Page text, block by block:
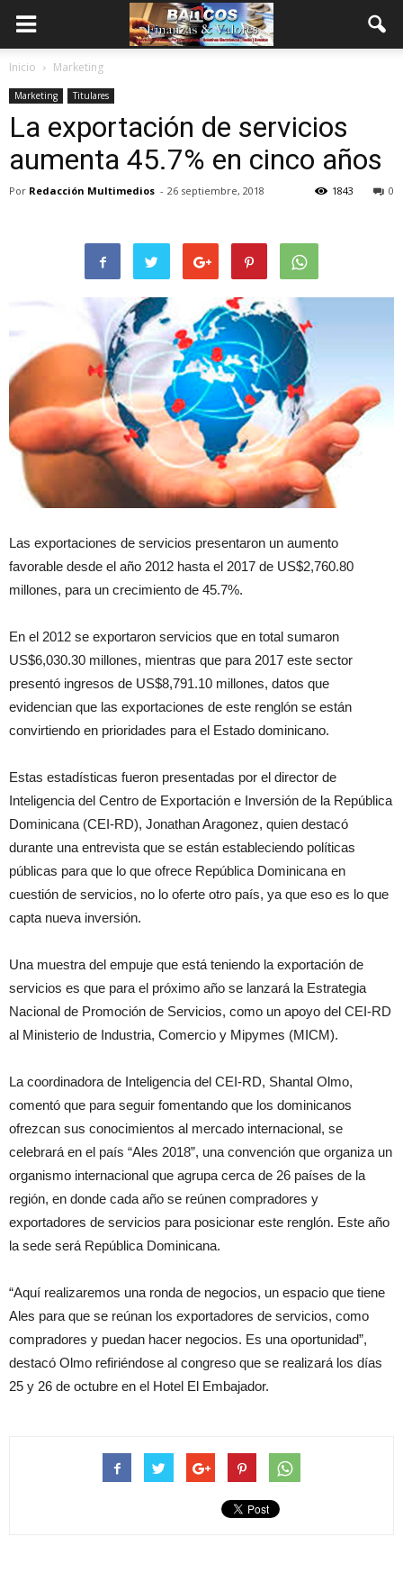
Inicio Marketing
Marketing Titulares
La exportación de servicios
aumenta 45.7% en cinco años
Por Redacción Multimedios - 26 septiembre, 2018 0
1843
Las exportaciones de servicios presentaron un aumento
favorable desde el año 2012 hasta el 2017 de US$2,760.80
millones, para un crecimiento de 45.7%.
En el 2012 se exportaron servicios que en total sumaron
US$6,030.30 millones, mientras que para 2017 este sector
presentó ingresos de US$8,791.10 millones, datos que
evidencian que las exportaciones de este renglón se están
convirtiendo en prioridades para el Estado dominicano.
Estas estadísticas fueron presentadas por el director de
Inteligencia del Centro de Exportación e Inversión de la República
Dominicana (CEI-RD), Jonathan Aragonez, quien destacó
durante una entrevista que se están estableciendo políticas
públicas para que lo que ofrece República Dominicana en
cuestión de servicios, no lo oferte otro país, ya que eso es lo que
capta nueva inversión.
Una muestra del empuje que está teniendo la exportación de
servicios es que para el próximo año se lanzará la Estrategia
Nacional de Promoción de Servicios, como un apoyo del CEI-RD
al Ministerio de Industria, Comercio y Mipymes (MICM).
La coordinadora de Inteligencia del CEI-RD, Shantal Olmo,
comentó que para seguir fomentando que los dominicanos
ofrezcan sus conocimientos al mercado internacional, se
celebrará en el país “Ales 2018”, una convención que organiza un
organismo internacional que agrupa cerca de 26 países de la
región, en donde cada año se reúnen compradores y
exportadores de servicios para posicionar este renglón. Este año
la sede será República Dominicana.
“Aquí realizaremos una ronda de negocios, un espacio que tiene
Ales para que se reúnan los exportadores de servicios, como
compradores y puedan hacer negocios. Es una oportunidad”,
destacó Olmo refiriéndose al congreso que se realizará los días
25 y 26 de octubre en el Hotel El Embajador.